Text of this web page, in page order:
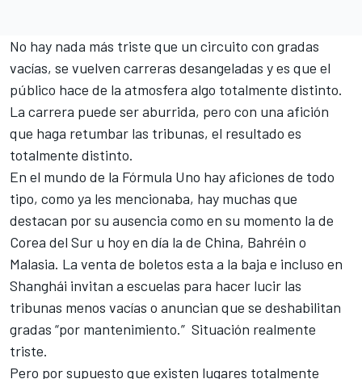
No hay nada más triste que un circuito con gradas
vacías, se vuelven carreras desangeladas y es que el
público hace de la atmosfera algo totalmente distinto.
La carrera puede ser aburrida, pero con una afición
que haga retumbar las tribunas, el resultado es
totalmente distinto.
En el mundo de la Fórmula Uno hay aficiones de todo
tipo, como ya les mencionaba, hay muchas que
destacan por su ausencia como en su momento la de
Corea del Sur u hoy en día la de China, Bahréin o
Malasia. La venta de boletos esta a la baja e incluso en
Shanghái invitan a escuelas para hacer lucir las
tribunas menos vacías o anuncian que se deshabilitan
gradas “por mantenimiento.” Situación realmente
triste.
Pero por supuesto que existen lugares totalmente